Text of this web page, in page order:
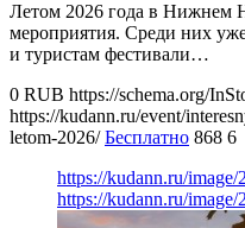
Летом 2026 года в Нижнем
мероприятия. Среди них
и туристам фестивали…
0 RUB https://schema.org/
https://kudann.ru/event/
letom-2026/ Бесплатно 868 6
https://kudann.ru/image/
https://kudann.ru/image/